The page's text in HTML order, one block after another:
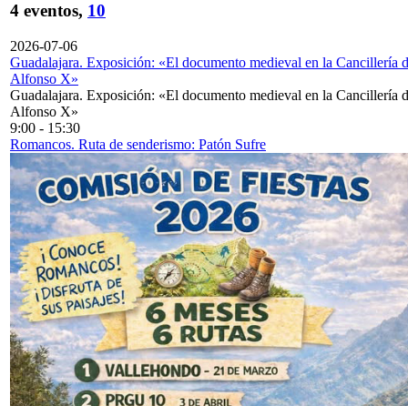
4 eventos, 10
2026-07-06
Guadalajara. Exposición: «El documento medieval en la Cancillería
Alfonso X»
Guadalajara. Exposición: «El documento medieval en la Cancillería
Alfonso X»
9:00 - 15:30
Romancos. Ruta de senderismo: Patón Sufre